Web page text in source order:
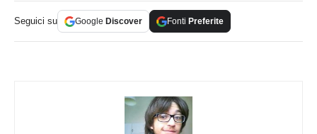
Seguici su Google Discover Fonti Preferite